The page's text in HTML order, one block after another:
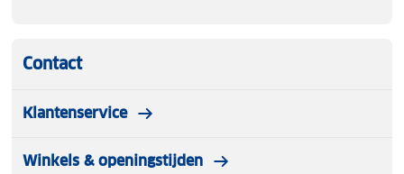
Contact
Klantenservice
Winkels & openingstijden